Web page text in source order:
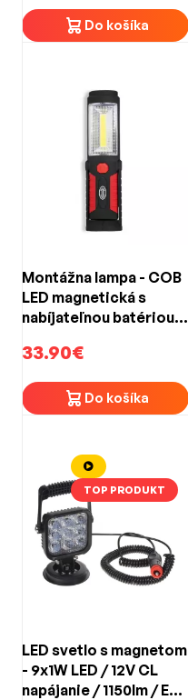
Do košíka
Montážna lampa - COB
LED magnetická s
nabíjateľnou batériou
PRO
33.90€
Do košíka
TOP PRODUKT
LED svetlo s magnetom
- 9x1W LED / 12V CL
napájanie / 1150lm / ECE